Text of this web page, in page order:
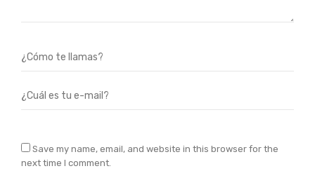
Save my name, email, and website in this browser for the
next time I comment.